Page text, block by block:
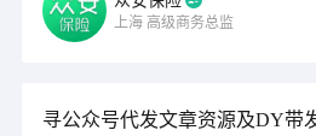
上海 高级商务总监
寻公众号代发文章资源及DY带